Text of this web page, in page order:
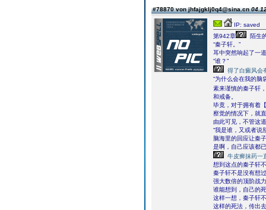
#78870 von jhfajgklj0q4@sina.cn
IP: saved
第942章
陌生
“秦子轩。”
耳中突然响起了一
“谁？”
得了白癜风会
“为什么会在我的脑
素来谨慎的秦子轩
和戒备。
毕竟，对于拥有着
察觉的情况下，就
由此可见，不管这
“我是谁，又或者说
脑海里的回应让秦
是啊，自己应该都
牛皮癣抹药一
想到这点的秦子轩
秦子轩不是没有想
强大数倍的顶阶战
谁能想到，自己的
这样一想，秦子轩
这样的死法，传出